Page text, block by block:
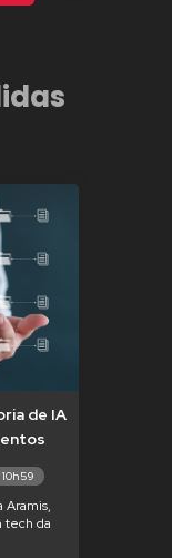
de IA
Aramis,
tech da